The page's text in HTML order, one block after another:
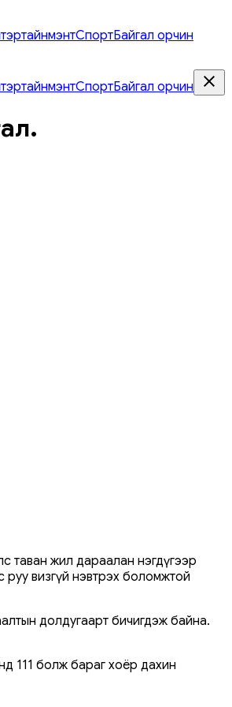
СпортБайгал орчин
СпортБайгал орчин
таван жил дараалан нэгдүгээр
визгүй нэвтрэх боломжтой
долдугаарт бичигдэж байна.
111 болж бараг хоёр дахин